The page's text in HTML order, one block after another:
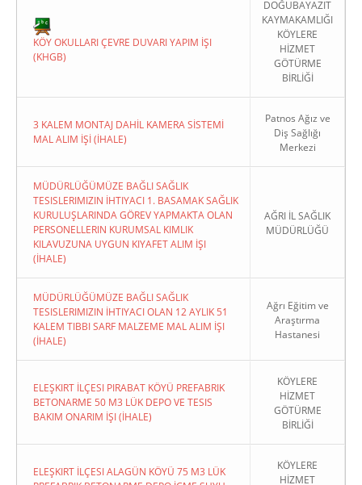
KÖY OKULLARI ÇEVRE DUVARI YAPIM İŞI
(KHGB)
DOĞUBAYAZIT
KAYMAKAMLIĞI
KÖYLERE
HİZMET
GÖTÜRME
BİRLİĞİ
3 KALEM MONTAJ DAHİL KAMERA SİSTEMİ
MAL ALIM İŞİ (İHALE)
Patnos Ağız ve
Diş Sağlığı
Merkezi
MÜDÜRLÜĞÜMÜZE BAĞLI SAĞLIK
TESISLERIMIZIN İHTIYACI 1. BASAMAK SAĞLIK
KURULUŞLARINDA GÖREV YAPMAKTA OLAN
PERSONELLERIN KURUMSAL KIMLIK
KILAVUZUNA UYGUN KIYAFET ALIM İŞI
(İHALE)
AĞRI İL SAĞLIK
MÜDÜRLÜĞÜ
MÜDÜRLÜĞÜMÜZE BAĞLI SAĞLIK
TESISLERIMIZIN İHTIYACI OLAN 12 AYLIK 51
KALEM TIBBI SARF MALZEME MAL ALIM İŞI
(İHALE)
Ağrı Eğitim ve
Araştırma
Hastanesi
ELEŞKIRT İLÇESI PIRABAT KÖYÜ PREFABRIK
BETONARME 50 M3 LÜK DEPO VE TESIS
BAKIM ONARIM İŞI (İHALE)
KÖYLERE
HİZMET
GÖTÜRME
BİRLİĞİ
ELEŞKIRT İLÇESI ALAGÜN KÖYÜ 75 M3 LÜK
KÖYLERE
HİZMET